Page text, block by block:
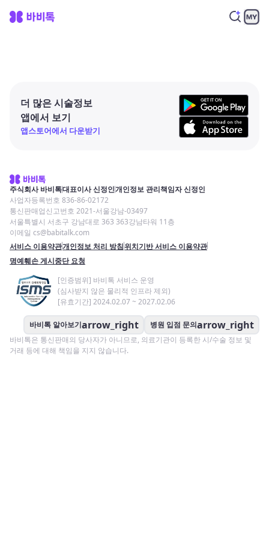
더 많은 시술정보
앱에서 보기
앱스토어에서 다운받기
주식회사 바비톡대표이사 신정인개인정보 관리책임자 신정인
사업자등록번호 836-86-02172
통신판매업신고번호 2021-서울강남-03497
서울특별시 서초구 강남대로 363 363강남타워 11층
이메일 cs@babitalk.com
서비스 이용약관개인정보 처리 방침위치기반 서비스 이용약관
명예훼손 게시중단 요청
[인증범위] 바비톡 서비스 운영
(심사받지 않은 물리적 인프라 제외)
[유효기간] 2024.02.07 ~ 2027.02.06
바비톡 알아보기arrow_right 병원 입점 문의arrow_right
바비톡은 통신판매의 당사자가 아니므로, 의료기관이 등록한 시/수술 정보 및
거래 등에 대해 책임을 지지 않습니다.